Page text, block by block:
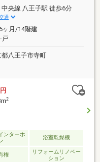
様の夢をお聞かせくださ
HOUSE 町田：0120-70-
中央線 八王子駅 徒歩6分
通
ヶ月/14階建
都八王子市寺町
2
ンターホ
浴室乾燥機
権
リフォームリノベー
ション